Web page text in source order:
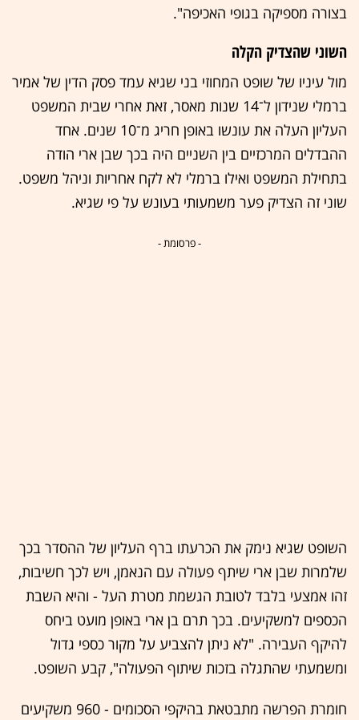
בצורה מספיקה בגופי האכיפה".
השוני שהצדיק הקלה
מול עיניו של שופט המחוזי בני שגיא עמד פסק הדין של אמיר
ברמלי שנידון ל־14 שנות מאסר, זאת אחרי שבית המשפט
העליון העלה את עונשו באופן חריג מ־10 שנים. אחד
ההבדלים המרכזיים בין השניים היה בכך שבן ארי הודה
בתחילת המשפט ואילו ברמלי לא לקח אחריות וניהל משפט.
שוני זה הצדיק פער משמעותי בעונש על פי שגיא.
- פרסומת -
השופט שגיא נימק את הכרעתו ברף העליון של ההסדר בכך
שלמרות שבן ארי שיתף פעולה עם הנאמן, ויש לכך חשיבות,
זהו אמצעי בלבד לטובת הגשמת מטרת העל - והיא השבת
הכספים למשקיעים. בכך תרם בן ארי באופן מועט ביחס
להיקף העבירה. "לא ניתן להצביע על מקור כספי גדול
ומשמעתי שהתגלה בזכות שיתוף הפעולה", קבע השופט.
חומרת הפרשה מתבטאת בהיקפי הסכומים - 960 משקיעים